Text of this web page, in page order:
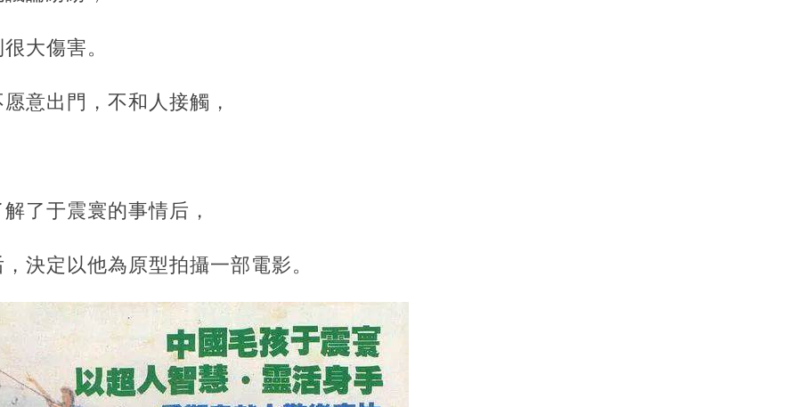
大傷害。
意出門，不和人接觸，‍‍‍
了于震寰的事情后，‍‍
決定以他為原型拍攝一部電影。